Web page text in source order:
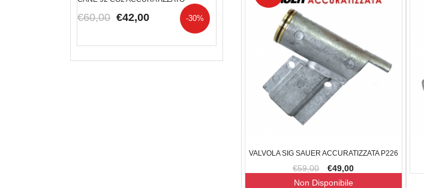
-30%
€60,00 €42,00 €150,00
VALVOLA SIG SAUER ACCURATIZZATA P226
€59,00 €49,00
Non Disponibile